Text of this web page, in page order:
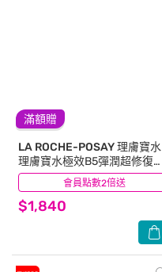
滿額贈
會員點數2倍送
LA ROCHE-POSAY 理膚寶水
理膚寶水極效B5彈潤超修復精
華30ml
$1,840
(7)